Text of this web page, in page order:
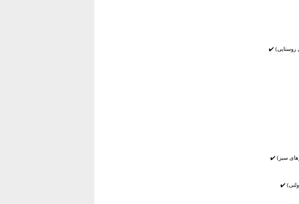
روستایی) ✔️
سبز) ✔️
✔️